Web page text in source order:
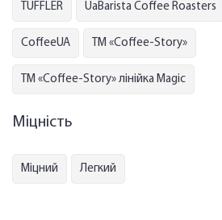
TUFFLER UaBarista Coffee Roasters
СoffeeUA ТМ «Coffee-Story»
ТМ «Coffee-Story» лінійка Magic
Міцність
Міцний Легкий